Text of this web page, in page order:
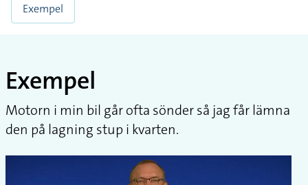
Exempel
Exempel
Motorn i min bil går ofta sönder så jag får lämna
den på lagning stup i kvarten.